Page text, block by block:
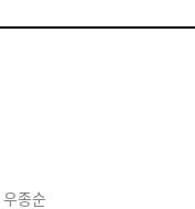
종순